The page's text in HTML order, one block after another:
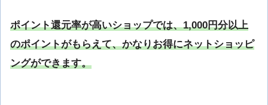
ポイント還元率が高いショップでは、1,000円分以上
のポイントがもらえて、かなりお得にネットショッピ
ングができます。